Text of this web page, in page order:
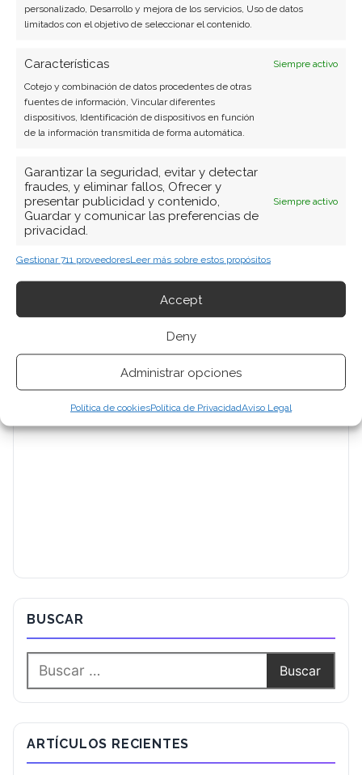
personalizado, Desarrollo y mejora de los servicios, Uso de datos
limitados con el objetivo de seleccionar el contenido.
Características
Siempre activo
Cotejo y combinación de datos procedentes de otras
fuentes de información, Vincular diferentes
dispositivos, Identificación de dispositivos en función
de la información transmitida de forma automática.
Garantizar la seguridad, evitar y detectar
fraudes, y eliminar fallos, Ofrecer y
presentar publicidad y contenido,
Guardar y comunicar las preferencias de
privacidad.
Siempre activo
Gestionar 711 proveedoresLeer más sobre estos propósitos
Accept
Deny
Administrar opciones
Política de cookiesPolítica de PrivacidadAviso Legal
BUSCAR
ARTÍCULOS RECIENTES